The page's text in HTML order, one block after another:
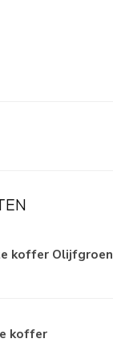
koffer Olijfgroen
koffer